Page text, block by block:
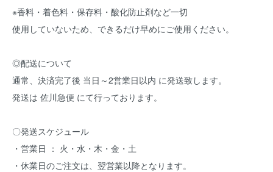
※香料・着色料・保存料・酸化防止剤など一切
使用していないため、できるだけ早めにご使用ください。
◎配送について
通常、決済完了後 当日～2営業日以内 に発送致します。
発送は 佐川急便 にて行っております。
〇発送スケジュール
・営業日 ： 火・水・木・金・土
・休業日のご注文は、翌営業以降となります。